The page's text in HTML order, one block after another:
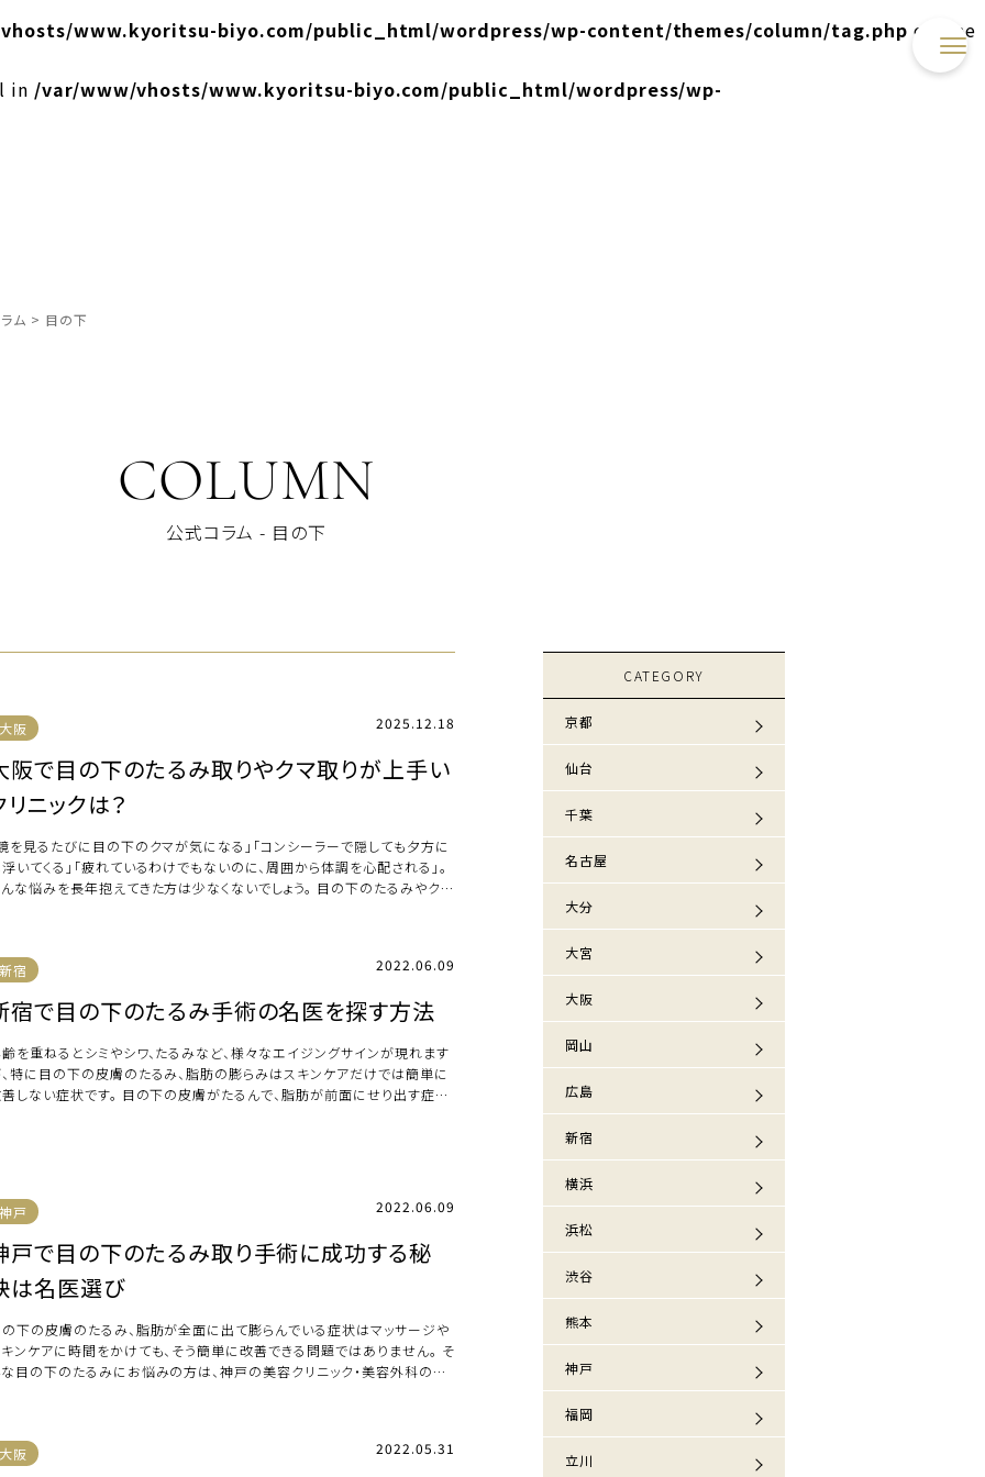
www.kyoritsu-biyo.com/public_html/wordpress/wp-content/themes/column/tag.php on line
in /var/www/vhosts/www.kyoritsu-biyo.com/public_html/wordpress/wp-
ム > 目の下
COLUMN
公式コラム - 目の下
大阪 2025.12.18
阪で目の下のたるみ取りやクマ取りが上手い
リニックは？
を見るたびに目の下のクマが気になる」「コンシーラーで隠しても夕方に
いてくる」「疲れているわけでもないのに、周囲から体調を心配される」。
な悩みを長年抱えてきた方は少なくないでしょう。 目の下のたるみやクマ
新宿 2022.06.09
宿で目の下のたるみ手術の名医を探す方法
を重ねるとシミやシワ、たるみなど、様々なエイジングサインが現れます
特に目の下の皮膚のたるみ、脂肪の膨らみはスキンケアだけでは簡単に
しない症状です。 目の下の皮膚がたるんで、脂肪が前面にせり出す症状
神戸 2022.06.09
戸で目の下のたるみ取り手術に成功する秘
は名医選び
下の皮膚のたるみ、脂肪が全面に出て膨らんでいる症状はマッサージや
ンケアに時間をかけても、そう簡単に改善できる問題ではありません。 そ
目の下のたるみにお悩みの方は、神戸の美容クリニック・美容外科のた
大阪 2022.05.31
CATEGORY
京都
仙台
千葉
名古屋
大分
大宮
大阪
岡山
広島
新宿
横浜
浜松
渋谷
熊本
神戸
福岡
立川